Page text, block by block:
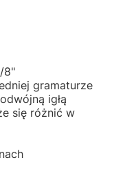
8"
gramaturze
igłą
się różnić w